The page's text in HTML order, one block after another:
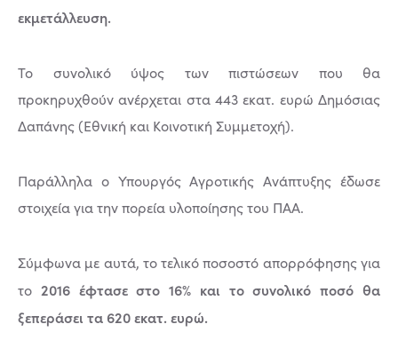
εκμετάλλευση.
Το συνολικό ύψος των πιστώσεων που θα
προκηρυχθούν ανέρχεται στα 443 εκατ. ευρώ Δημόσιας
Δαπάνης (Εθνική και Κοινοτική Συμμετοχή).
Παράλληλα ο Υπουργός Αγροτικής Ανάπτυξης έδωσε
στοιχεία για την πορεία υλοποίησης του ΠΑΑ.
Σύμφωνα με αυτά, το τελικό ποσοστό απορρόφησης για
το 2016 έφτασε στο 16% και το συνολικό ποσό θα
ξεπεράσει τα 620 εκατ. ευρώ.